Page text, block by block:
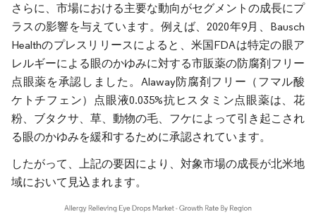
さらに、市場における主要な動向がセグメントの成長にプ
ラスの影響を与えています。例えば、2020年9月、Bausch
Healthのプレスリリースによると、米国FDAは特定の眼ア
レルギーによる眼のかゆみに対する市販薬の防腐剤フリー
点眼薬を承認しました。Alaway防腐剤フリー（フマル酸
ケトチフェン）点眼液0.035%抗ヒスタミン点眼薬は、花
粉、ブタクサ、草、動物の毛、フケによって引き起こされ
る眼のかゆみを緩和するために承認されています。
したがって、上記の要因により、対象市場の成長が北米地
域において見込まれます。